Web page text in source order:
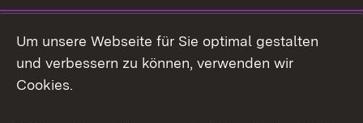
X / Twitter
Youtube
Um unsere Webseite für Sie optimal gestalten
und verbessern zu können, verwenden wir
Cookies.